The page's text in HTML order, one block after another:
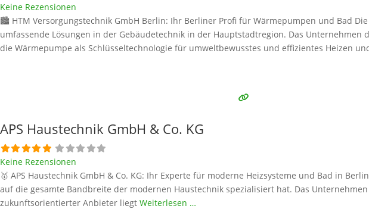
Keine Rezensionen
🏙️ HTM Versorgungstechnik GmbH Berlin: Ihr Berliner Profi für Wärmepumpen und Bad
umfassende Lösungen in der Gebäudetechnik in der Hauptstadtregion. Das
die Wärmepumpe als Schlüsseltechnologie für umweltbewusstes und effizientes Heizen
APS Haustechnik GmbH & Co. KG
Keine Rezensionen
🥇 APS Haustechnik GmbH & Co. KG: Ihr Experte für moderne Heizsysteme und Bad in
auf die gesamte Bandbreite der modernen Haustechnik spezialisiert hat. Das
zukunftsorientierter Anbieter liegt Weiterlesen …